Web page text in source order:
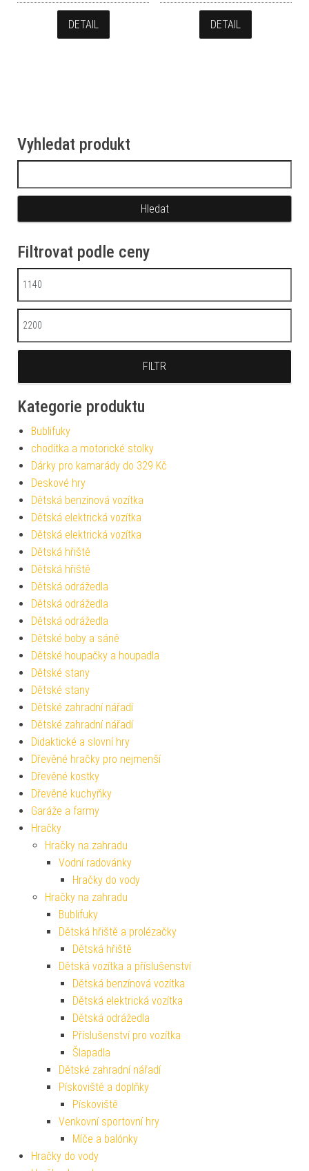
DETAIL DETAIL
Vyhledat produkt
Filtrovat podle ceny
Minimální cena
Maximální cena
FILTR
Kategorie produktu
Bublifuky
chodítka a motorické stolky
Dárky pro kamarády do 329 Kč
Deskové hry
Dětská benzínová vozítka
Dětská elektrická vozítka
Dětská elektrická vozítka
Dětská hřiště
Dětská hřiště
Dětská odrážedla
Dětská odrážedla
Dětská odrážedla
Dětské boby a sáně
Dětské houpačky a houpadla
Dětské stany
Dětské stany
Dětské zahradní nářadí
Dětské zahradní nářadí
Didaktické a slovní hry
Dřevěné hračky pro nejmenší
Dřevěné kostky
Dřevěné kuchyňky
Garáže a farmy
Hračky
Hračky na zahradu
Vodní radovánky
Hračky do vody
Hračky na zahradu
Bublifuky
Dětská hřiště a prolézačky
Dětská hřiště
Dětská vozítka a příslušenství
Dětská benzínová vozítka
Dětská elektrická vozítka
Dětská odrážedla
Příslušenství pro vozítka
Šlapadla
Dětské zahradní nářadí
Pískoviště a doplňky
Pískoviště
Venkovní sportovní hry
Míče a balónky
Hračky do vody